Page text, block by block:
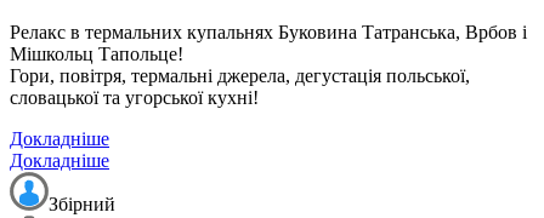
Релакс в термальних купальнях Буковина Татранська, Врбов і
Мішкольц Тапольце!
Гори, повітря, термальні джерела, дегустація польської,
словацької та угорської кухні!
Докладніше
Докладніше
Збірний